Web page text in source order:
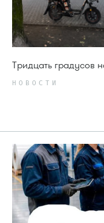
Тридцать градусов
НОВОСТИ